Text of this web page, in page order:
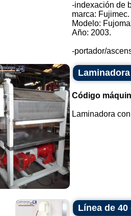
-indexación de
marca: Fujimec.
Modelo:
Año: 2003.
-portador/
Código
Laminadora
Línea de